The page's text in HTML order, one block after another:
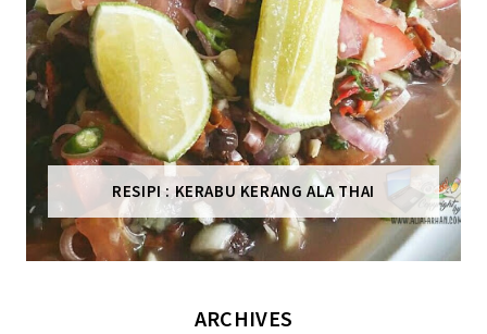
RESIPI : KERABU KERANG ALA THAI
ARCHIVES